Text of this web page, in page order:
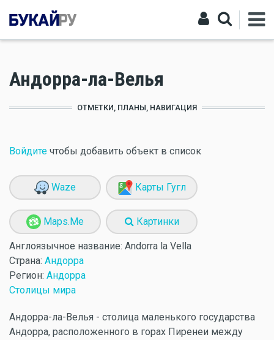
Андорра-ла-Велья
ОТМЕТКИ, ПЛАНЫ, НАВИГАЦИЯ
Войдите чтобы добавить объект в список
Waze Карты Гугл
Maps.Me Картинки
Англоязычное название: Andorra la Vella
Страна: Андорра
Регион: Андорра
Столицы мира
Андорра-ла-Велья - столица маленького государства
Андорра, расположенного в горах Пиренеи между